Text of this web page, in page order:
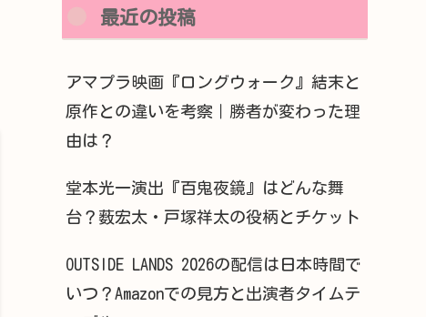
最近の投稿
アマプラ映画『ロングウォーク』結末と
原作との違いを考察｜勝者が変わった理
由は？
堂本光一演出『百鬼夜鏡』はどんな舞
台？薮宏太・戸塚祥太の役柄とチケット
OUTSIDE LANDS 2026の配信は日本時間で
いつ？Amazonでの見方と出演者タイムテ